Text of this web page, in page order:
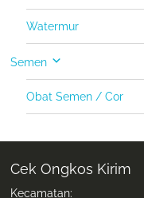
Watermur
Semen
Obat Semen / Cor
Cek Ongkos Kirim
Kecamatan: